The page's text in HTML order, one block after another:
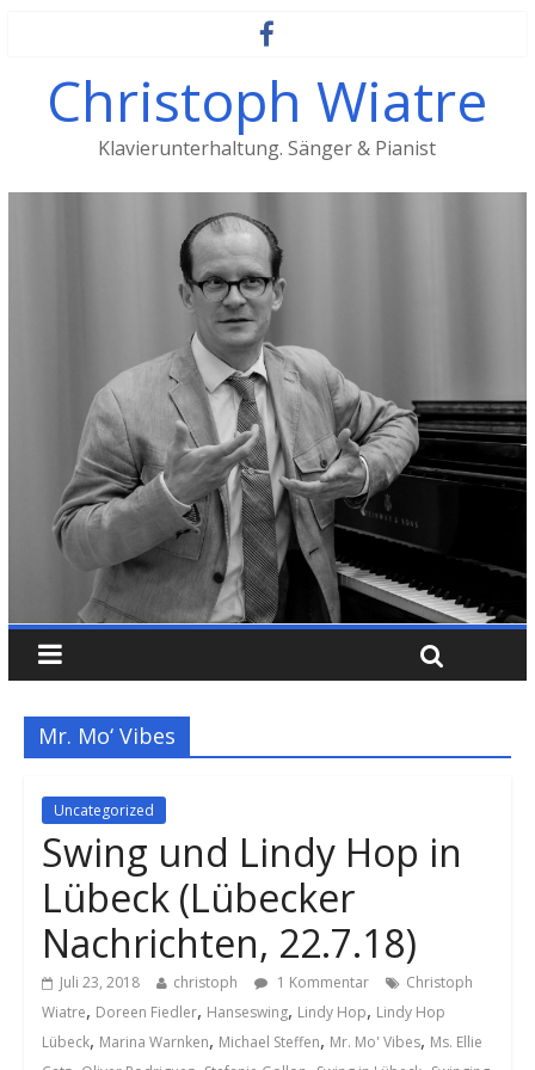
Christoph Wiatre
Klavierunterhaltung. Sänger & Pianist
Mr. Mo‘ Vibes
Uncategorized
Swing und Lindy Hop in
Lübeck (Lübecker
Nachrichten, 22.7.18)
Juli 23, 2018 christoph 1 Kommentar
Christoph
Wiatre, Doreen Fiedler, Hanseswing, Lindy Hop, Lindy Hop
Lübeck, Marina Warnken, Michael Steffen, Mr. Mo' Vibes, Ms. Ellie